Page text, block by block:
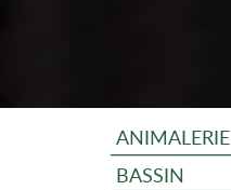
ANIMALERIE
BASSIN